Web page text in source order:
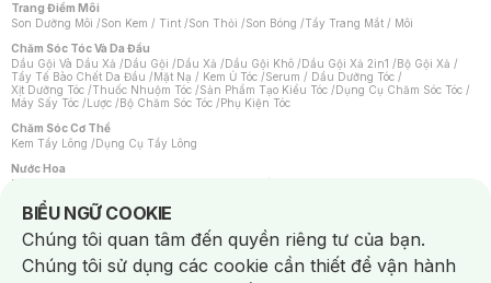
Trang Điểm Môi
Son Dưỡng Môi /Son Kem / Tint /Son Thỏi /Son Bóng /Tẩy Trang Mắt / Môi
Chăm Sóc Tóc Và Da Đầu
Dầu Gội Và Dầu Xả /Dầu Gội /Dầu Xả /Dầu Gội Khô /Dầu Gội Xả 2in1 /Bộ Gội Xả /
Tẩy Tế Bào Chết Da Đầu /Mặt Nạ / Kem Ủ Tóc /Serum / Dầu Dưỡng Tóc /
Xịt Dưỡng Tóc /Thuốc Nhuộm Tóc /Sản Phẩm Tạo Kiểu Tóc /Dụng Cụ Chăm Sóc Tóc /
Máy Sấy Tóc /Lược /Bộ Chăm Sóc Tóc /Phụ Kiện Tóc
Chăm Sóc Cơ Thể
Kem Tẩy Lông /Dụng Cụ Tẩy Lông
Nước Hoa
Nước Hoa Nữ
Chăm Sóc Cá Nhân
Chống Muỗi /Khẩu Trang /Máy Massage/Mặt Nạ Xông Hơi /Nước Rửa Tay/
Sản Phẩm Chăm Sóc Khác /Bàn Chải Đánh Răng /Bàn Chải Điện/
Hỗ Trợ Trắng Răng/Kem Đánh Răng /Máy Tăm Nước/ Nước Súc Miệng/
Tăm / Chỉ Nha Khoa/ Xịt Thơm Miệng / Dung Dịch Vệ Sinh/Dưỡng Vùng Kín/
BIỂU NGỮ COOKIE
Notice about cookies usage
Chúng tôi quan tâm đến quyền riêng tư của bạn.
Chúng tôi sử dụng các cookie cần thiết để vận hành